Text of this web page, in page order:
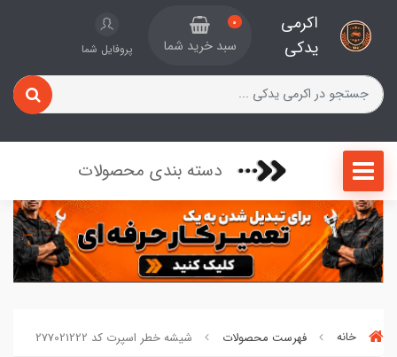
اکرمی
یدکی
0
سبد خرید شما پروفایل شما
دسته بندی محصولات
خانه فهرست محصولات شیشه خطر اسپرت کد 277021222